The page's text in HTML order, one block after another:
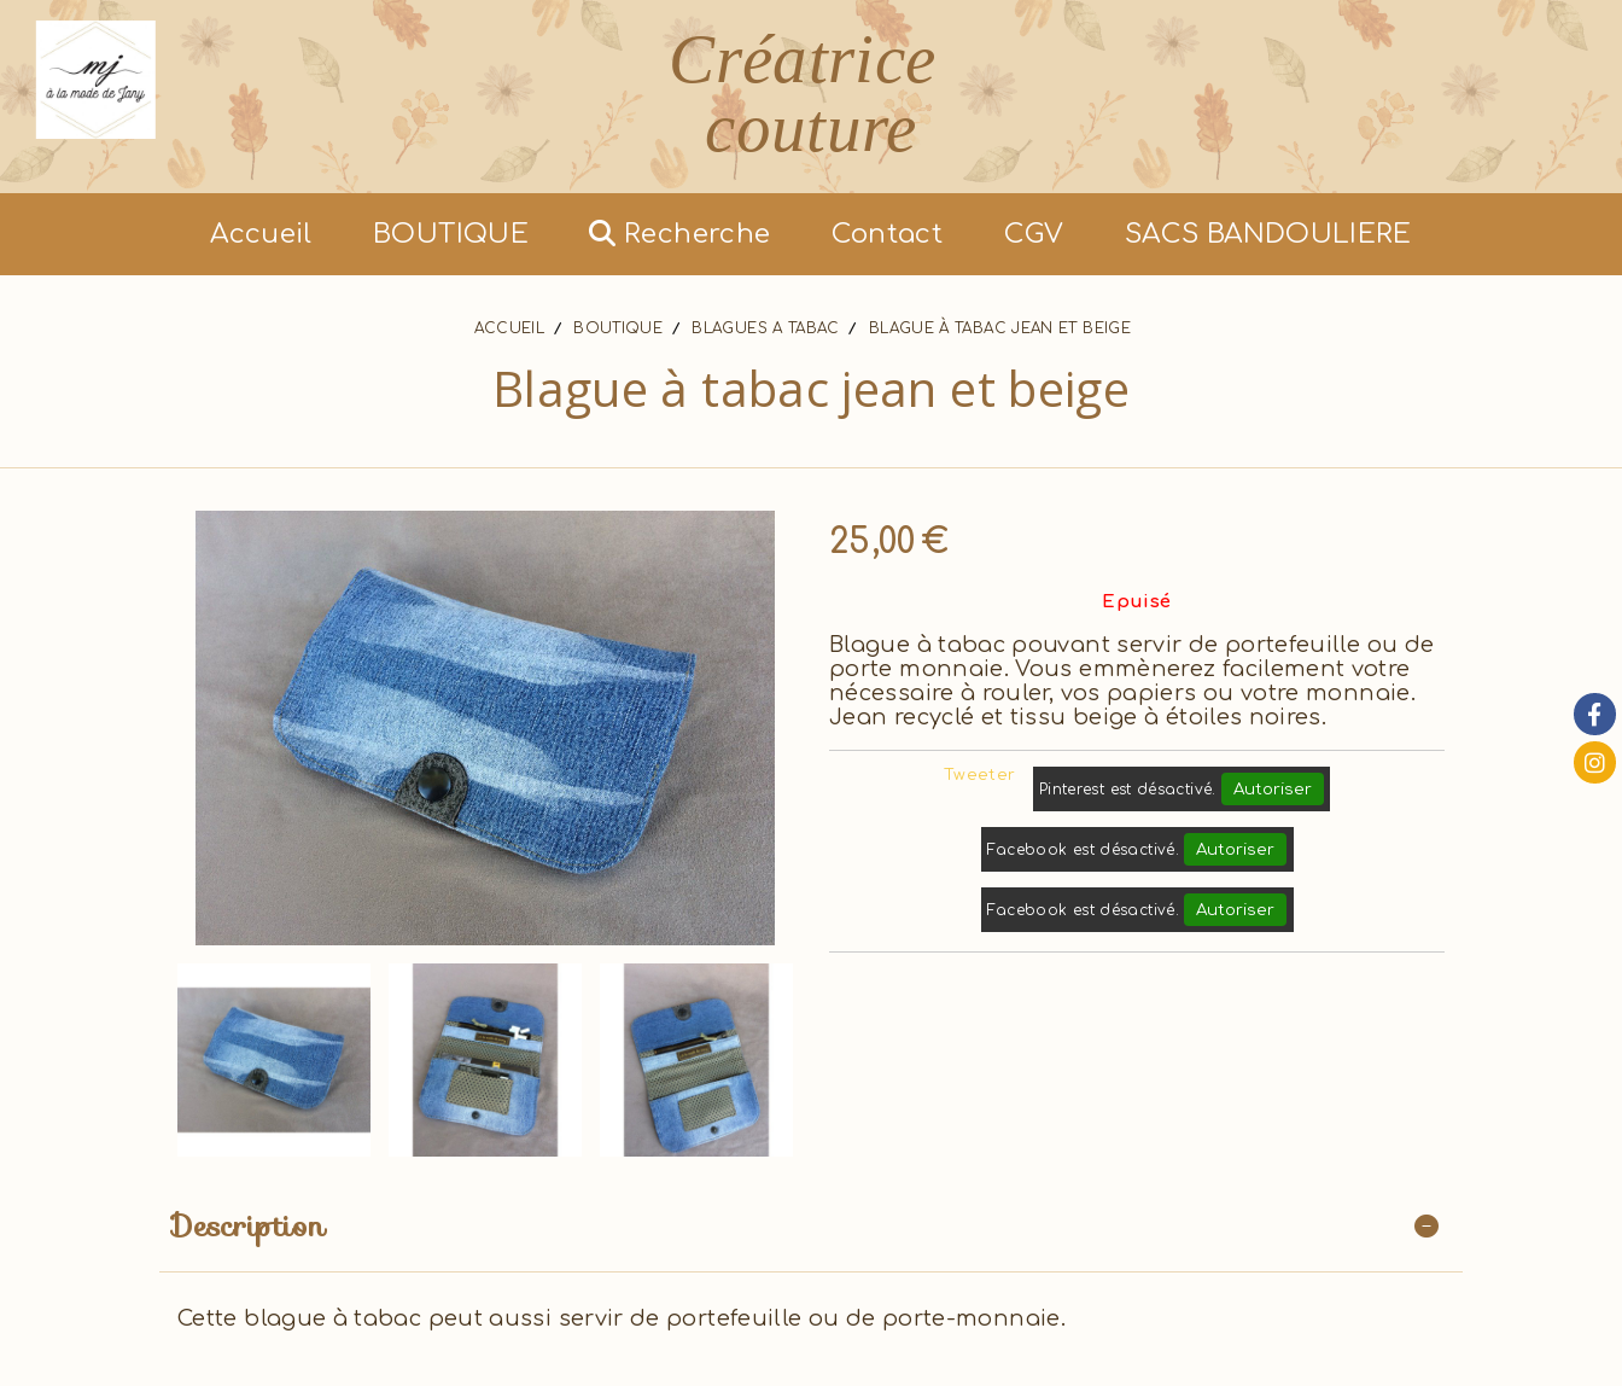
Créatrice
couture
Accueil BOUTIQUE Recherche Contact CGV SACS BANDOULIERE
ACCUEIL BOUTIQUE BLAGUES A TABAC BLAGUE À TABAC JEAN ET BEIGE
Blague à tabac jean et beige
25,00 €
Epuisé
Blague à tabac pouvant servir de portefeuille ou de
porte monnaie. Vous emmènerez facilement votre
nécessaire à rouler, vos papiers ou votre monnaie.
Jean recyclé et tissu beige à étoiles noires.
Tweeter
Pinterest est désactivé.
Autoriser
Facebook est désactivé. Autoriser
Facebook est désactivé. Autoriser
Description
Cette blague à tabac peut aussi servir de portefeuille ou de porte-monnaie.
Panneau de gestion des cookies